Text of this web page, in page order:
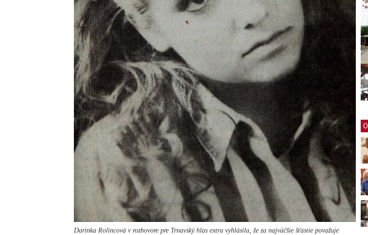
Darinka Rolincová v rozhovore pre Trnavský hlas extra vyhlásila, že za najväčšie šťastie považuje